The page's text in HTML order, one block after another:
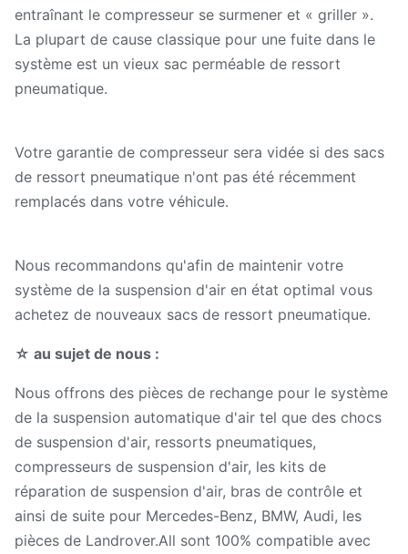
entraînant le compresseur se surmener et « griller ».
La plupart de cause classique pour une fuite dans le
système est un vieux sac perméable de ressort
pneumatique.
Votre garantie de compresseur sera vidée si des sacs
de ressort pneumatique n'ont pas été récemment
remplacés dans votre véhicule.
Nous recommandons qu'afin de maintenir votre
système de la suspension d'air en état optimal vous
achetez de nouveaux sacs de ressort pneumatique.
☆ au sujet de nous :
Nous offrons des pièces de rechange pour le système
de la suspension automatique d'air tel que des chocs
de suspension d'air, ressorts pneumatiques,
compresseurs de suspension d'air, les kits de
réparation de suspension d'air, bras de contrôle et
ainsi de suite pour Mercedes-Benz, BMW, Audi, les
pièces de Landrover.All sont 100% compatible avec